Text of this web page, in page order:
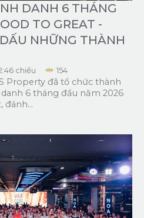
DANH 6 THÁNG
TO GREAT -
NHỮNG THÀNH
chiều 154
Property đã tổ chức thành
6 tháng đầu năm 2026
đánh...